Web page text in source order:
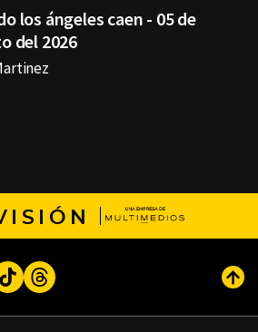
los ángeles caen - 05 de
del 2026
TikTokThreads